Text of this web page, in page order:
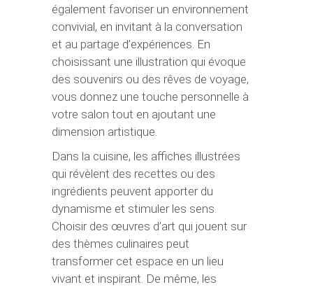
également favoriser un environnement
convivial, en invitant à la conversation
et au partage d’expériences. En
choisissant une illustration qui évoque
des souvenirs ou des rêves de voyage,
vous donnez une touche personnelle à
votre salon tout en ajoutant une
dimension artistique.
Dans la cuisine, les affiches illustrées
qui révèlent des recettes ou des
ingrédients peuvent apporter du
dynamisme et stimuler les sens.
Choisir des œuvres d’art qui jouent sur
des thèmes culinaires peut
transformer cet espace en un lieu
vivant et inspirant. De même, les